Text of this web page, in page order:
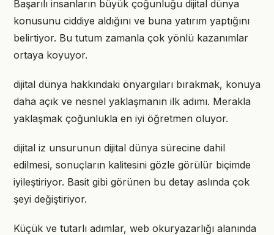
Başarılı insanların büyük çoğunluğu dijital dünya
konusunu ciddiye aldığını ve buna yatırım yaptığını
belirtiyor. Bu tutum zamanla çok yönlü kazanımlar
ortaya koyuyor.
dijital dünya hakkındaki önyargıları bırakmak, konuya
daha açık ve nesnel yaklaşmanın ilk adımı. Merakla
yaklaşmak çoğunlukla en iyi öğretmen oluyor.
dijital iz unsurunun dijital dünya sürecine dahil
edilmesi, sonuçların kalitesini gözle görülür biçimde
iyileştiriyor. Basit gibi görünen bu detay aslında çok
şeyi değiştiriyor.
Küçük ve tutarlı adımlar, web okuryazarlığı alanında